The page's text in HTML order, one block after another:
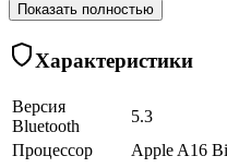
Показать полностью
Характеристики
Версия
Bluetooth
5.3
Процессор
Apple A16